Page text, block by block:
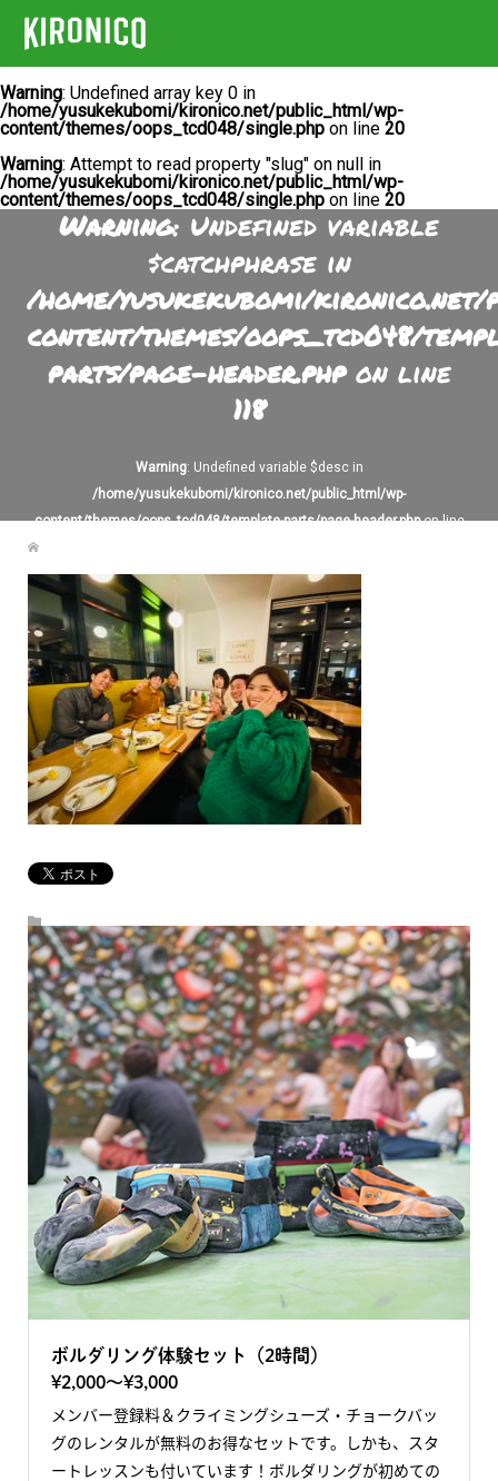
Warning: Undefined array key 0 in
/home/yusukekubomi/kironico.net/public_html/wp-
content/themes/oops_tcd048/single.php on line 20
Warning: Attempt to read property "slug" on null in
/home/yusukekubomi/kironico.net/public_html/wp-
content/themes/oops_tcd048/single.php on line 20
Warning: Undefined variable
$catchphrase in
/home/yusukekubomi/
content/themes/oops_tcd048/
parts/page-header.phpon line
118
Warning: Undefined variable $desc in
/home/yusukekubomi/kironico.net/public_html/wp-
content/themes/oops_tcd048/template-parts/page-header.phpon line
ボルダリング体験セット（2時間）
¥2,000〜¥3,000
メンバー登録料＆クライミングシューズ・チョークバッ
グのレンタルが無料のお得なセットです。しかも、スタ
ートレッスンも付いています！ボルダリングが初めての